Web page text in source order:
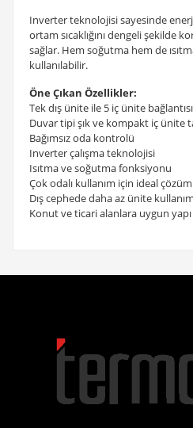
Inverter teknolojisi sayesinde
ortam sıcaklığını dengeli şekilde
sağlar. Hem soğutma hem de
kullanılabilir.
Öne Çıkan Özellikler:
Tek dış ünite ile 5 iç ünite bağlantısı
Duvar tipi şık ve kompakt iç ünite
Bağımsız oda kontrolü
Inverter çalışma teknolojisi
Isıtma ve soğutma fonksiyonu
Çok odalı kullanım için ideal çözüm
Dış cephede daha az ünite
Konut ve ticari alanlara uygun yapı